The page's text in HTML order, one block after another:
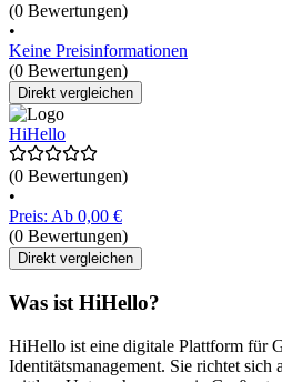
(0 Bewertungen)
•
Keine Preisinformationen
(0 Bewertungen)
Direkt vergleichen
HiHello
(0 Bewertungen)
•
Preis: Ab 0,00 €
(0 Bewertungen)
Direkt vergleichen
Was ist HiHello?
HiHello ist eine digitale Plattform für
Identitätsmanagement. Sie richtet sich